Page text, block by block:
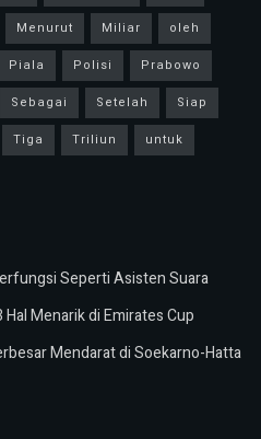
Menurut Miliar
oleh
Piala Polisi
Prabowo
Sebagai Setelah
Siap
Tiga Triliun
untuk
Seperti Asisten Suara
Menarik di Emirates Cup
Mendarat di Soekarno-Hatta